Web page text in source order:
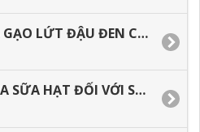
UỐNG TRÀ GẠO LỨT ĐẬU ĐEN CÓ TÁC DỤNG GÌ, THƯỜNG XUYÊN SỬ DỤNG CÓ TỐT KHÔNG?
LỢI ÍCH CỦA SỮA HẠT ĐỐI VỚI SỨC KHỎE